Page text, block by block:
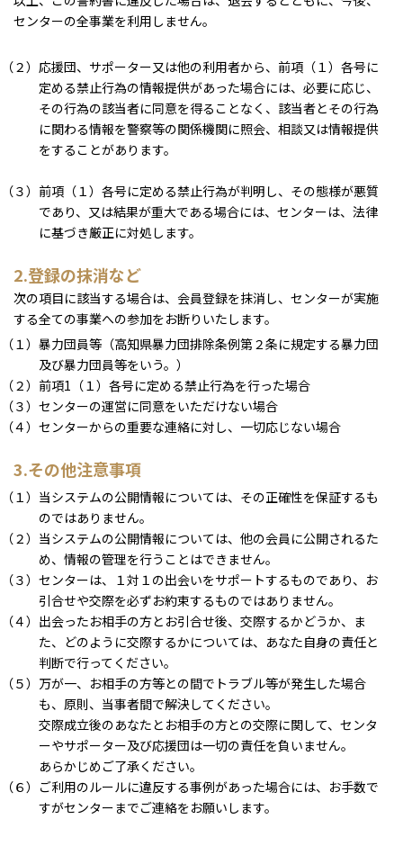
センターの全事業を利用しません。
（２）応援団、サポーター又は他の利用者から、前項（１）各号に
定める禁止行為の情報提供があった場合には、必要に応じ、
その行為の該当者に同意を得ることなく、該当者とその行為
に関わる情報を警察等の関係機関に照会、相談又は情報提供
をすることがあります。
（３）前項（１）各号に定める禁止行為が判明し、その態様が悪質
であり、又は結果が重大である場合には、センターは、法律
に基づき厳正に対処します。
2.登録の抹消など
次の項目に該当する場合は、会員登録を抹消し、センターが実施
する全ての事業への参加をお断りいたします。
（１）暴力団員等（高知県暴力団排除条例第２条に規定する暴力団
及び暴力団員等をいう。）
（２）前項1（１）各号に定める禁止行為を行った場合
（３）センターの運営に同意をいただけない場合
（４）センターからの重要な連絡に対し、一切応じない場合
3.その他注意事項
（１）当システムの公開情報については、その正確性を保証するも
のではありません。
（２）当システムの公開情報については、他の会員に公開されるた
め、情報の管理を行うことはできません。
（３）センターは、１対１の出会いをサポートするものであり、お
引合せや交際を必ずお約束するものではありません。
（４）出会ったお相手の方とお引合せ後、交際するかどうか、ま
た、どのように交際するかについては、あなた自身の責任と
判断で行ってください。
（５）万が一、お相手の方等との間でトラブル等が発生した場合
も、原則、当事者間で解決してください。
交際成立後のあなたとお相手の方との交際に関して、センタ
ーやサポーター及び応援団は一切の責任を負いません。
あらかじめご了承ください。
（６）ご利用のルールに違反する事例があった場合には、お手数で
すがセンターまでご連絡をお願いします。